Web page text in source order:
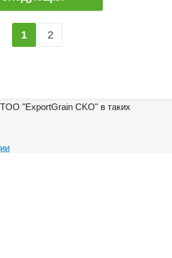
1 2
"ExportGrain CKO" в таких